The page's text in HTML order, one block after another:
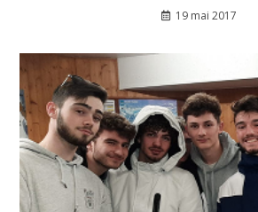
19 mai 2017